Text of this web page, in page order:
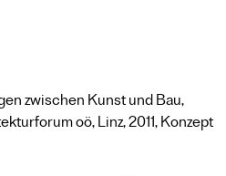
zwischen Kunst und Bau,
oö, Linz, 2011, Konzept